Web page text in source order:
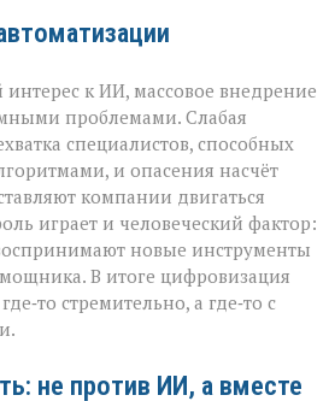
к ИИ, массовое внедрение
проблемами. Слабая
специалистов, способных
и опасения насчёт
компании двигаться
играет и человеческий фактор:
новые инструменты
В итоге цифровизация
стремительно, а где‑то с
не против ИИ, а вместе